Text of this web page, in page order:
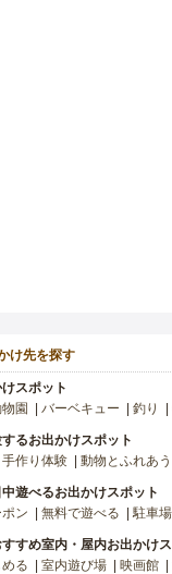
け先を探す
スポット
園 バーベキュー 釣り
るお出かけスポット
手作り体験 動物とふれあう
遊べるお出かけスポット
ン
無料で遊べる 駐車
すめ室内・屋内お出かけ
る
室内遊び場 映画館